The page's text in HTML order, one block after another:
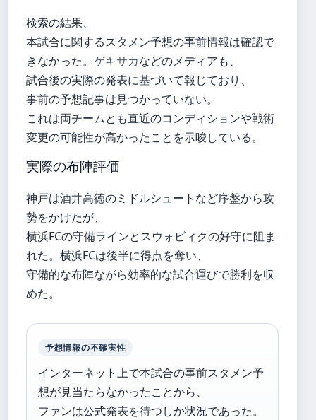
検索の結果、
本試合に関するスタメン予想の事前情報は確認で
きなかった。 ゲキサカなどのメディアも、
試合後の実際の発表に基づいて報じており、
事前の予想記事は見つかっていない。
これは両チームとも直近のコンディションや戦術
変更の可能性が高かったことを示唆している。
実際の布陣評価
神戸は酒井高徳のミドルシュートなど序盤から攻
勢をかけたが、
横浜FCの守備ラインとスウォビィクの好守に阻ま
れた。横浜FCは後半に得点を奪い、
守備的な布陣ながら効率的な試合運びで勝利を収
めた。
予想情報の不確実性
インターネット上で本試合の事前スタメン予
想が見当たらなかったことから、
ファンは公式発表を待つしか状況であった。